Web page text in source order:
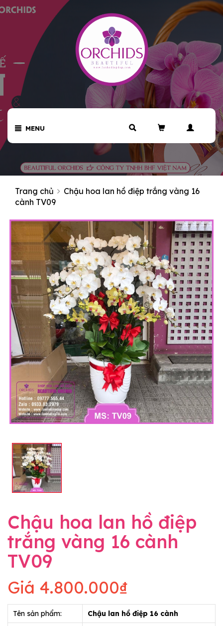
MENU
Trang chủ
Chậu hoa lan hồ điệp trắng vàng 16
cành TV09
Chậu hoa lan hồ điệp
trắng vàng 16 cành
TV09
Giá 4.800.000₫
Tên sản phẩm: Chậu lan hồ điệp 16 cành